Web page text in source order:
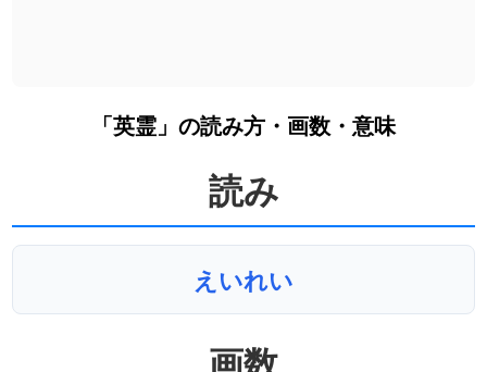
「英霊」の読み方・画数・意味
読み
えいれい